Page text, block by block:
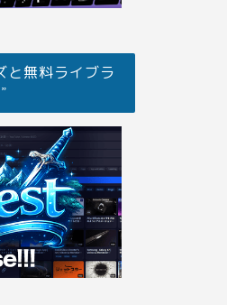
と無料ライブラ